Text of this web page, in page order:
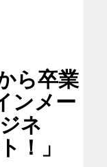
ら卒業
ンメー
ネ
！」